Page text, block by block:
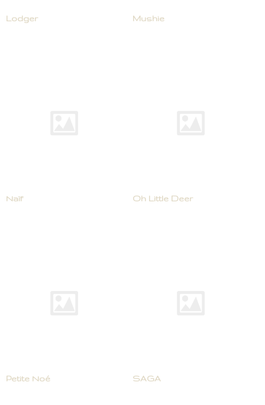
Lodger Mushie
Naïf Oh Little Deer
Petite Noé SAGA